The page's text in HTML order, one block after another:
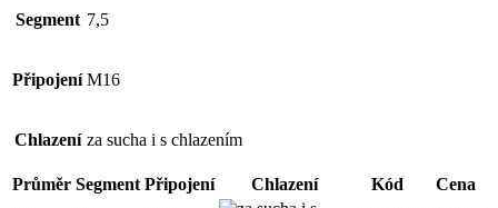
Segment 7,5
Připojení M16
Chlazení za sucha i s chlazením
Průměr Segment Připojení Chlazení Kód
Cena